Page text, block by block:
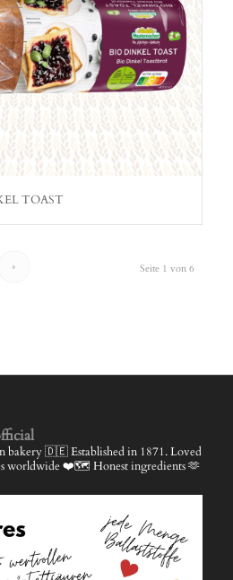
TOAST
Seite 1 von 6
»
bakery 🇩🇪Established in 1871.Loved
worldwide ❤️🗺️ Honest ingredients 🫶